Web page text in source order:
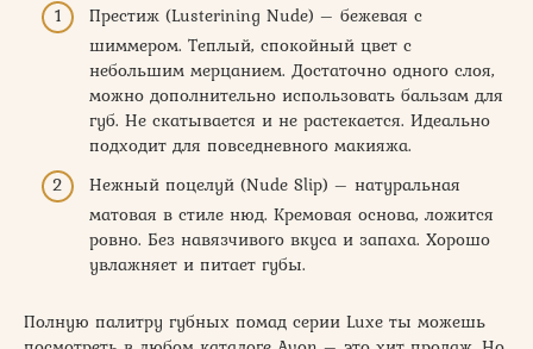
Престиж (Lusterining Nude) – бежевая с
шиммером. Теплый, спокойный цвет с
небольшим мерцанием. Достаточно одного слоя,
можно дополнительно использовать бальзам для
губ. Не скатывается и не растекается. Идеально
подходит для повседневного макияжа.
Нежный поцелуй (Nude Slip) – натуральная
матовая в стиле нюд. Кремовая основа, ложится
ровно. Без навязчивого вкуса и запаха. Хорошо
увлажняет и питает губы.
Полную палитру губных помад серии Luxe ты можешь